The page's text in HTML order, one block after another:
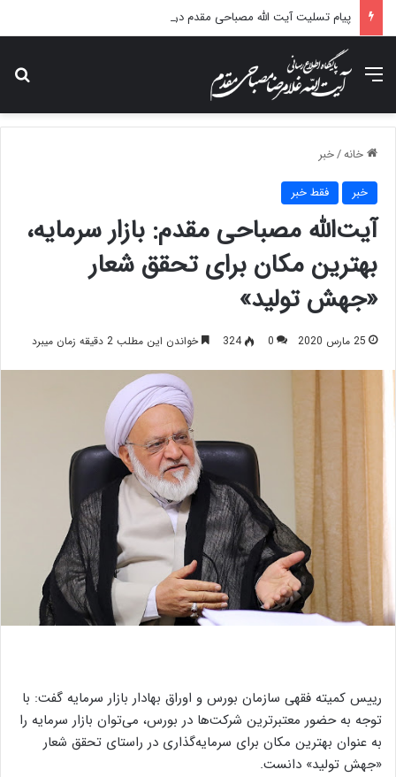
منو
خانه/خبر
خبر فقط خبر
آیت‌الله مصباحی مقدم: بازار سرمایه،
بهترین مکان برای تحقق شعار
«جهش تولید»
25 مارس 2020 0
324 خواندن این مطلب 2 دقیقه زمان میبرد
رییس کمیته فقهی سازمان بورس و اوراق بهادار بازار سرمایه گفت: با
توجه به حضور معتبرترین شرکت‌ها در بورس، می‌توان بازار سرمایه را
به عنوان بهترین مکان برای سرمایه‌گذاری در راستای تحقق شعار
«جهش تولید» دانست.